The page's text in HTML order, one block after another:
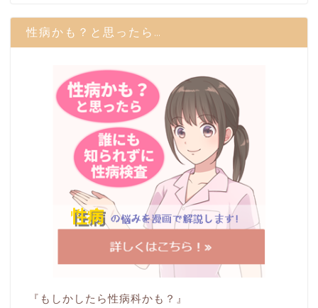
性病かも？と思ったら…
『もしかしたら性病科かも？』